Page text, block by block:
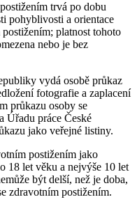
trvá po dobu
pohyblivosti a orientace
platnost tohoto
nebo je bez
vydá osobě průkaz
fotografie a zaplacení
průkazu osoby se
Úřadu práce České
jako veřejné listiny.
postižením jako
18 let věku a nejvýše 10 let
být delší, než je doba,
zdravotním postižením.